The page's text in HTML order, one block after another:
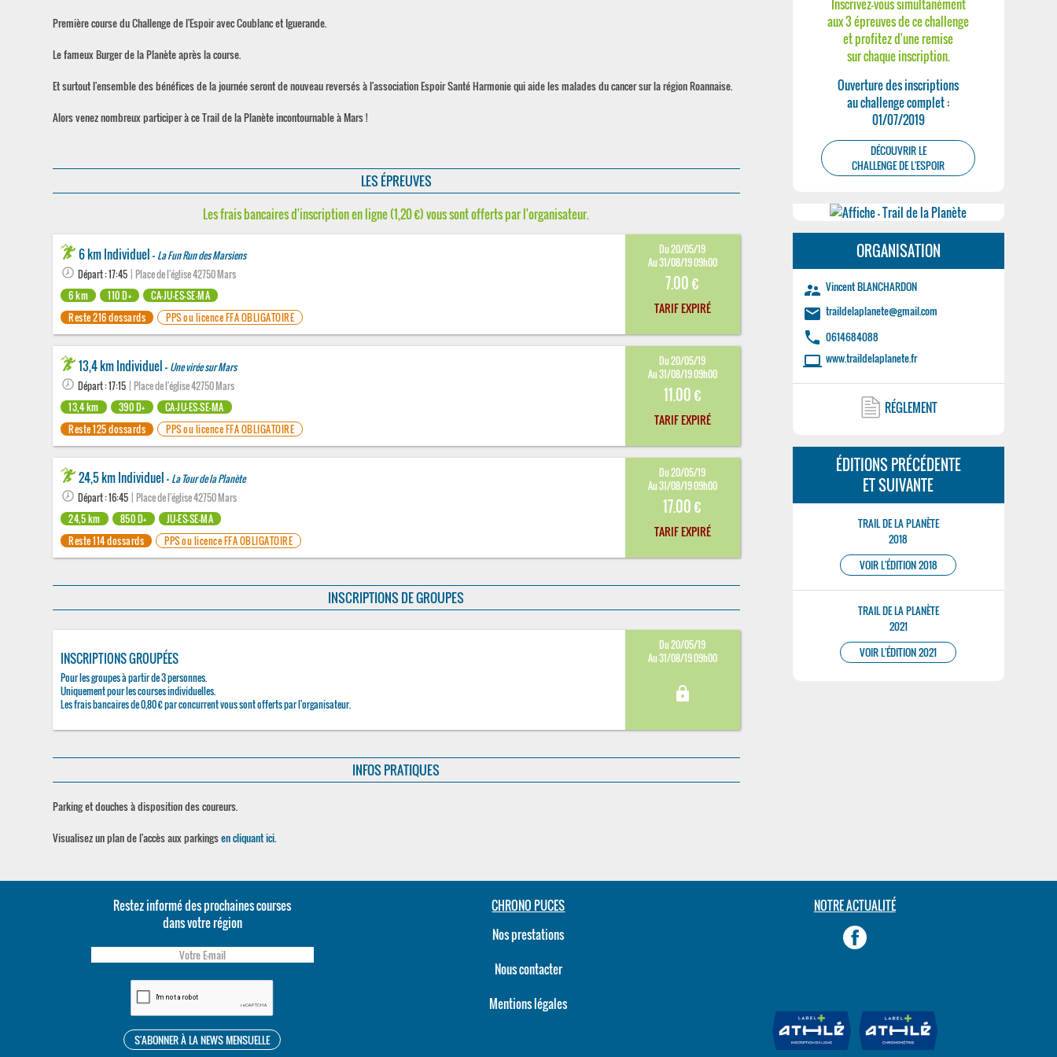
Première course du Challenge de l'Espoir avec Coublanc et Iguerande.
Le fameux Burger de la Planète après la course.
Et surtout l'ensemble des bénéfices de la journée seront de nouveau reversés à l'association Espoir Santé Harmonie qui aide les malades du cancer sur la région Roannaise.
Alors venez nombreux participer à ce Trail de la Planète incontournable à Mars !
LES ÉPREUVES
Les frais bancaires d'inscription en ligne (1,20 €) vous sont offerts par l'organisateur.
6 km Individuel - La Fun Run des Marsiens
Départ : 17:45 | Place de l'église 42750 Mars
6 km
110 D+
CA-JU-ES-SE-MA
Reste 216 dossards
PPS ou licence FFA OBLIGATOIRE
Du 20/05/19
Au 31/08/19 09h00
7.00 €
TARIF EXPIRÉ
13,4 km Individuel - Une virée sur Mars
Départ : 17:15 | Place de l'église 42750 Mars
13,4 km
390 D+
CA-JU-ES-SE-MA
Reste 125 dossards
PPS ou licence FFA OBLIGATOIRE
Du 20/05/19
Au 31/08/19 09h00
11.00 €
TARIF EXPIRÉ
24,5 km Individuel - La Tour de la Planète
Départ : 16:45 | Place de l'église 42750 Mars
24,5 km
850 D+
JU-ES-SE-MA
Reste 114 dossards
PPS ou licence FFA OBLIGATOIRE
Du 20/05/19
Au 31/08/19 09h00
17.00 €
TARIF EXPIRÉ
INSCRIPTIONS DE GROUPES
INSCRIPTIONS GROUPÉES
Pour les groupes à partir de 3 personnes.
Uniquement pour les courses individuelles.
Les frais bancaires de 0,80 € par concurrent vous sont offerts par l'organisateur.
Du 20/05/19
Au 31/08/19 09h00
lock
INFOS PRATIQUES
Parking et douches à disposition des coureurs.
Visualisez un plan de l'accès aux parkingsen cliquant ici.
Inscrivez-vous simultanément
aux 3 épreuves de ce challenge
et profitez d'une remise
sur chaque inscription.
Ouverture des inscriptions
au challenge complet :
01/07/2019
DÉCOUVRIR LE
CHALLENGE DE L'ESPOIR
ORGANISATION
supervisor_account Vincent BLANCHARDON
email traildelaplanete@gmail.com
phone 0614684088
laptop www.traildelaplanete.fr
RÉGLEMENT
ÉDITIONS PRÉCÉDENTE
ET SUIVANTE
TRAIL DE LA PLANÈTE
2018
VOIR L'ÉDITION 2018
TRAIL DE LA PLANÈTE
2021
VOIR L'ÉDITION 2021
Restez informé des prochaines courses
dans votre région
CHRONO PUCES
Nos prestations
Nous contacter
Mentions légales
NOTRE ACTUALITÉ